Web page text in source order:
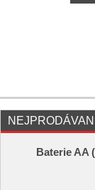
Baterie AA